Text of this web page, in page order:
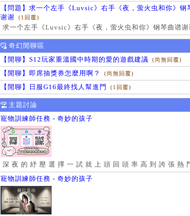
【問題】求一个左手《Luvsic》右手《夜，萤火虫和你》钢
谢谢
(1回覆)
求一个左手《Luvsic》右手《夜，萤火虫和你》钢琴曲谱谢
奇幻閒聊區
【閒聊】S12玩家重溫國中時期的愛的遊戲建議 (尚無回覆)
【閒聊】即席抽獎券怎麼用啊？ (尚無回覆)
【閒聊】日服G16最終找人幫進門 (1回覆)
主題討論
寵物訓練師任務 - 奇妙的孩子
深 夜 的 紓 壓 選 擇 一 試 就 上 頭 回 頭 率 高 到 誇 張 熱
寵物訓練師任務 - 奇妙的孩子